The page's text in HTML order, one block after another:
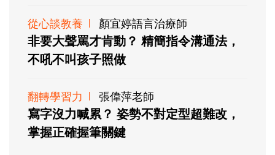
從心談教養 顏宜婷語言治療師
非要大聲罵才肯動？ 精簡指令溝通法，
不吼不叫孩子照做
翻轉學習力 張偉萍老師
寫字沒力喊累？ 姿勢不對定型超難改，
掌握正確握筆關鍵